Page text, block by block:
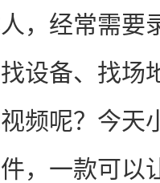
经常需要
设备、找场
频呢？今天
，一款可以